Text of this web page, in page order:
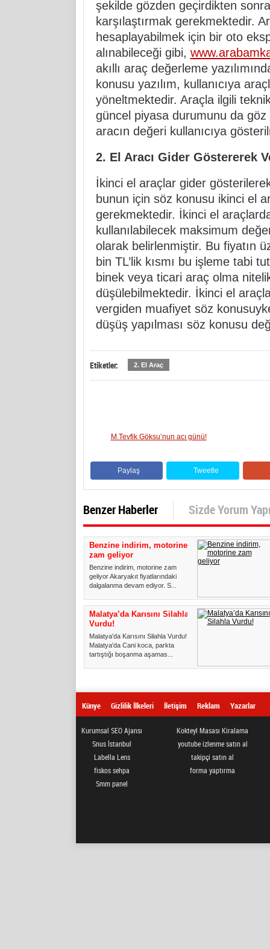
şekilde gözden geçirdikten
karşılaştırmak gerekmektedir.
hesaplayabilmek için bir oto
alınabileceği gibi,
akıllı araç değerleme
konusu yazılım, kullanıcıya
yöneltmektedir. Araçla ilgili
güncel piyasa durumunu da göz
aracın değeri kullanıcıya
2. El Aracı Gider Göstererek
İkinci el araçlar gider
bunun için söz konusu ikinci el
gerekmektedir. İkinci el
kullanılabilecek maksimum
olarak belirlenmiştir. Bu fiyatın
bin TL’lik kısmı bu işleme tabi
binek veya ticari araç olma
düşülebilmektedir. İkinci el
vergiden muafiyet söz
düşüş yapılması söz konusu
Etiketler: 2. El Araç
M.Tevfik Göksu’nun acı günü!
Paylaş Tweetle
Benzer Haberler Sizde Yorum
Benzine indirim, motorine
zam geliyor
Benzine indirim, motorine zam
geliyor Akaryakıt fiyatlarındaki
dalgalanma devam ediyor. S...
Malatya’da Karısını Silahla
Vurdu!
Malatya'da Karısını Silahla Vurdu!
Malatya'da Cani koca, parkta
tartıştığı boşanma aşamas...
Künye Gizlilik İlkeleri İletişim Reklam Yazarlar
Kurumsal SEO Ajansı
Snus İstanbul
Labella Lens
fiskos sehpa
Smm panel
Kokteyl Masası Kiralama
youtube izlenme satın al
takipçi satın al
forma yaptırma